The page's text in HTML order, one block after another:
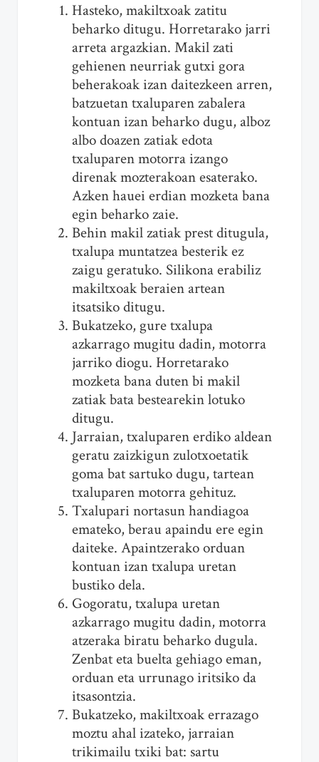
Hasteko, makiltxoak zatitu
beharko ditugu. Horretarako jarri
arreta argazkian. Makil zati
gehienen neurriak gutxi gora
beherakoak izan daitezkeen arren,
batzuetan txaluparen zabalera
kontuan izan beharko dugu, alboz
albo doazen zatiak edota
txaluparen motorra izango
direnak mozterakoan esaterako.
Azken hauei erdian mozketa bana
egin beharko zaie.
Behin makil zatiak prest ditugula,
txalupa muntatzea besterik ez
zaigu geratuko. Silikona erabiliz
makiltxoak beraien artean
itsatsiko ditugu.
Bukatzeko, gure txalupa
azkarrago mugitu dadin, motorra
jarriko diogu. Horretarako
mozketa bana duten bi makil
zatiak bata bestearekin lotuko
ditugu.
Jarraian, txaluparen erdiko aldean
geratu zaizkigun zulotxoetatik
goma bat sartuko dugu, tartean
txaluparen motorra gehituz.
Txalupari nortasun handiagoa
emateko, berau apaindu ere egin
daiteke. Apaintzerako orduan
kontuan izan txalupa uretan
bustiko dela.
Gogoratu, txalupa uretan
azkarrago mugitu dadin, motorra
atzeraka biratu beharko dugula.
Zenbat eta buelta gehiago eman,
orduan eta urrunago iritsiko da
itsasontzia.
Bukatzeko, makiltxoak errazago
moztu ahal izateko, jarraian
trikimailu txiki bat: sartu